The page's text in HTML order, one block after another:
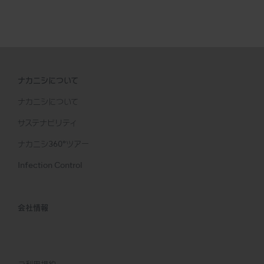
ナカニシについて
ナカニシについて
サステナビリティ
ナカニシ360°ツアー
Infection Control
会社情報